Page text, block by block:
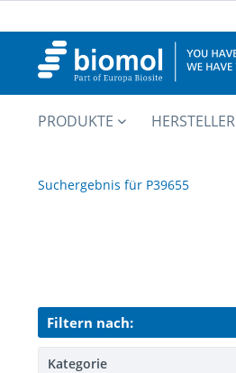
PRODUKTE HERSTELLER
Suchergebnis für P39655
Filtern nach:
Kategorie